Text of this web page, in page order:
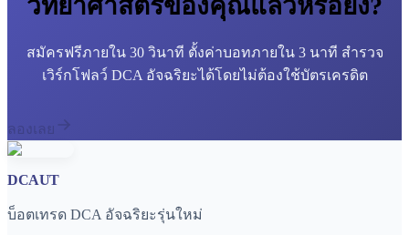
วิทยาศาสตร์ของคุณแล้วหรือยัง?
สมัครฟรีภายใน 30 วินาที ตั้งค่าบอทภายใน 3 นาที สำรวจ
เวิร์กโฟลว์ DCA อัจฉริยะได้โดยไม่ต้องใช้บัตรเครดิต
ลองเลย
DCAUT
บ็อตเทรด DCA อัจฉริยะรุ่นใหม่